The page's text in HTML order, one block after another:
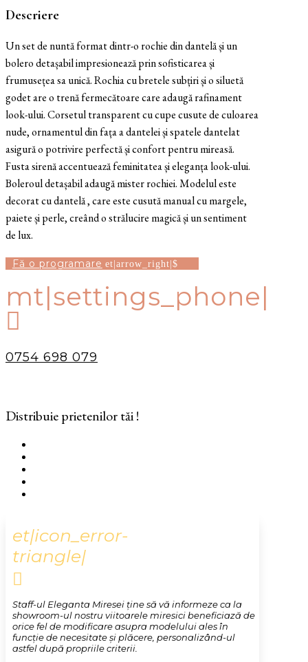
Descriere
Un set de nuntă format dintr-o rochie din dantelă și un
bolero detașabil impresionează prin sofisticarea și
frumusețea sa unică. Rochia cu bretele subțiri și o siluetă
godet are o trenă fermecătoare care adaugă rafinament
look-ului. Corsetul transparent cu cupe cusute de culoarea
nude, ornamentul din fața a dantelei și spatele dantelat
asigură o potrivire perfectă și confort pentru mireasă.
Fusta sirenă accentuează feminitatea și eleganța look-ului.
Boleroul detașabil adaugă mister rochiei. Modelul este
decorat cu dantelă , care este cusută manual cu margele,
paiete și perle, creând o strălucire magică și un sentiment
de lux.
Fă o programare
mt|settings_phone|

0754 698 079
Distribuie prietenilor tăi !
et|icon_error-
triangle|

Staff-ul Eleganta Miresei ține să vă informeze ca la
showroom-ul nostru viitoarele miresici beneficiază de
orice fel de modificare asupra modelului ales în
funcție de necesitate și plăcere, personalizând-ul
astfel după propriile criterii.